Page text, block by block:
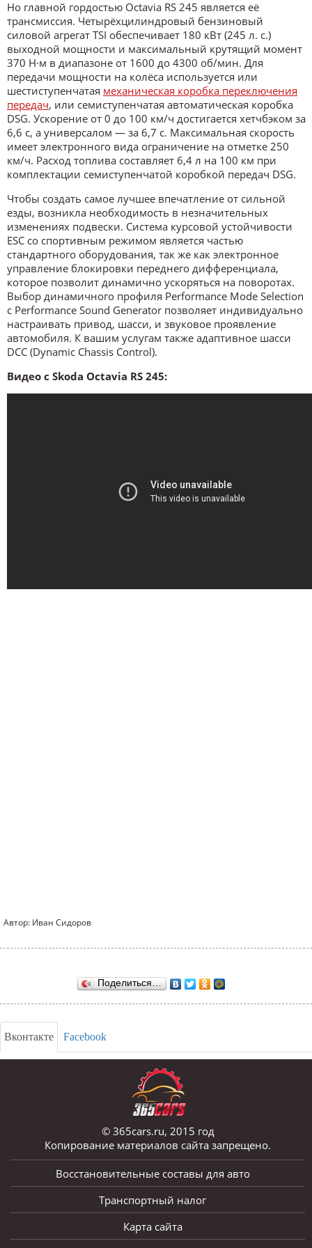
Но главной гордостью Octavia RS 245 является её
трансмиссия. Четырёхцилиндровый бензиновый
силовой агрегат TSI обеспечивает 180 кВт (245 л. с.)
выходной мощности и максимальный крутящий момент
370 Н·м в диапазоне от 1600 до 4300 об/мин. Для
передачи мощности на колёса используется или
шестиступенчатая механическая коробка переключения
передач, или семиступенчатая автоматическая коробка
DSG. Ускорение от 0 до 100 км/ч достигается хетчбэком за
6,6 с, а универсалом — за 6,7 с. Максимальная скорость
имеет электронного вида ограничение на отметке 250
км/ч. Расход топлива составляет 6,4 л на 100 км при
комплектации семиступенчатой коробкой передач DSG.
Чтобы создать самое лучшее впечатление от сильной
езды, возникла необходимость в незначительных
изменениях подвески. Система курсовой устойчивости
ESC со спортивным режимом является частью
стандартного оборудования, так же как электронное
управление блокировки переднего дифференциала,
которое позволит динамично ускоряться на поворотах.
Выбор динамичного профиля Performance Mode Selection
с Performance Sound Generator позволяет индивидуально
настраивать привод, шасси, и звуковое проявление
автомобиля. К вашим услугам также адаптивное шасси
DCC (Dynamic Chassis Control).
Видео c Skoda Octavia RS 245:
Автор: Иван Сидоров
Поделиться…
Вконтакте Facebook
© 365cars.ru, 2015 год
Копирование материалов сайта запрещено.
Восстановительные составы для авто
Транспортный налог
Карта сайта